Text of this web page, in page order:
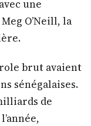
une
O’Neill, la
brut avaient
sénégalaises.
de